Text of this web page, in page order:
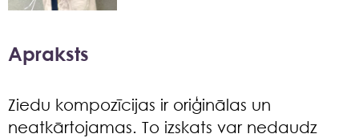
Apraksts
Ziedu kompozīcijas ir oriģinālas un
neatkārtojamas. To izskats var nedaudz